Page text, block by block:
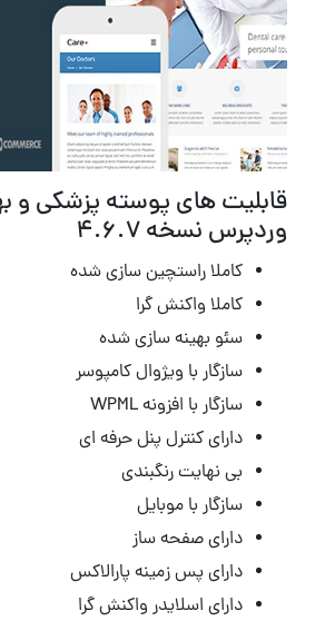
وردپرس نسخه 4.6.7
کاملا راستچین سازی شده
کاملا واکنش گرا
سئو بهینه سازی شده
سازگار با ویژوال کامپوسر
سازگار با افزونه WPML
دارای کنترل پنل حرفه ای
بی نهایت رنگبندی
سازگار با موبایل
دارای صفحه ساز
دارای پس زمینه پارالاکس
دارای اسلایدر واکنش گرا